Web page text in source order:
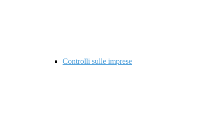
Controlli sulle imprese